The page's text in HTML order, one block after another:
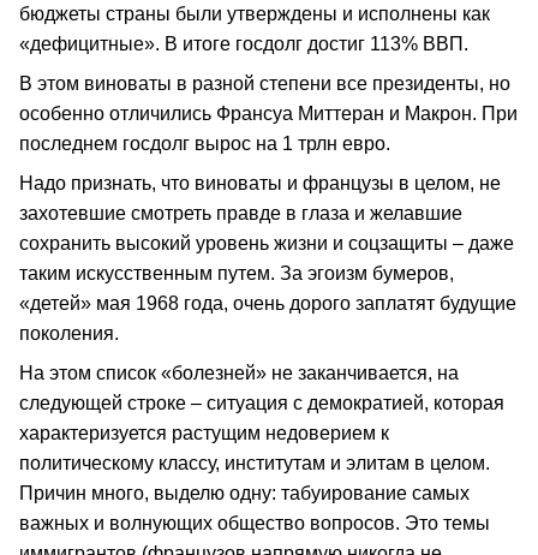
бюджеты страны были утверждены и исполнены как
«дефицитные». В итоге госдолг достиг 113% ВВП.
В этом виноваты в разной степени все президенты, но
особенно отличились Франсуа Миттеран и Макрон. При
последнем госдолг вырос на 1 трлн евро.
Надо признать, что виноваты и французы в целом, не
захотевшие смотреть правде в глаза и желавшие
сохранить высокий уровень жизни и соцзащиты – даже
таким искусственным путем. За эгоизм бумеров,
«детей» мая 1968 года, очень дорого заплатят будущие
поколения.
На этом список «болезней» не заканчивается, на
следующей строке – ситуация с демократией, которая
характеризуется растущим недоверием к
политическому классу, институтам и элитам в целом.
Причин много, выделю одну: табуирование самых
важных и волнующих общество вопросов. Это темы